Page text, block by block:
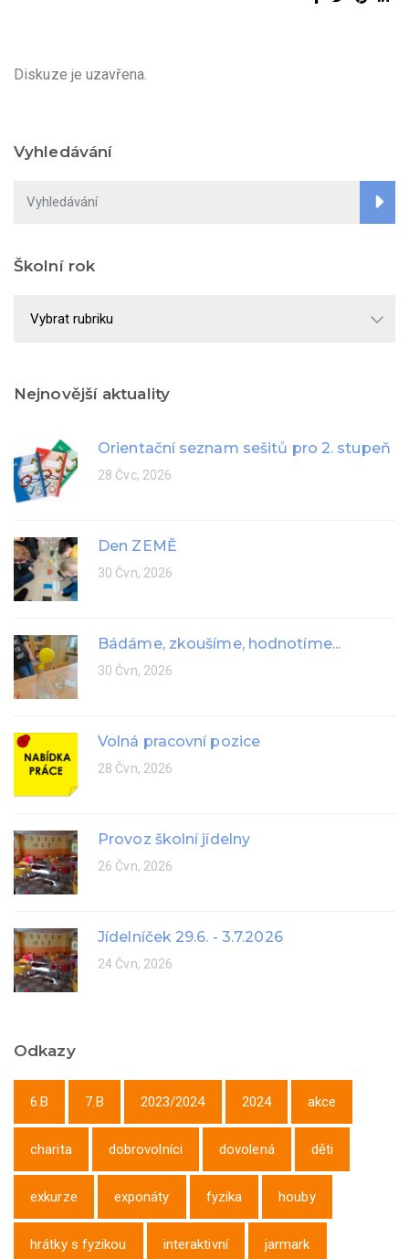
Diskuze je uzavřena.
Vyhledávání
Školní rok
rok
Nejnovější aktuality
Orientační seznam sešitů pro 2. stupeň
28 Čvc, 2026
Den ZEMĚ
30 Čvn, 2026
Bádáme, zkoušíme, hodnotíme...
30 Čvn, 2026
Volná pracovní pozice
28 Čvn, 2026
Provoz školní jídelny
26 Čvn, 2026
Jídelníček 29.6. - 3.7.2026
24 Čvn, 2026
Odkazy
6.B 7.B 2023/2024 2024 akce
charita dobrovolníci dovolená děti
exkurze exponáty fyzika houby
hrátky s fyzikou interaktivní jarmark